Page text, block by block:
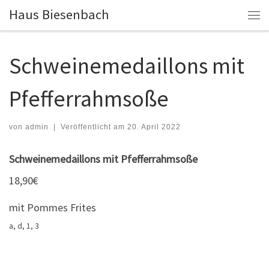
Zum Inhalt springen
Haus Biesenbach
Schweinemedaillons mit
Pfefferrahmsoße
von admin Veröffentlicht am 20. April 2022
Schweinemedaillons mit Pfefferrahmsoße
18,90€
mit Pommes Frites
a, d, 1, 3